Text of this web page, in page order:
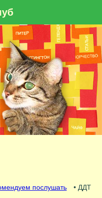
послушать • ДДТ